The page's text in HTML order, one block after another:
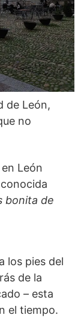
de León,
no
León
bonita de
los pies del
de la
– esta
el tiempo.